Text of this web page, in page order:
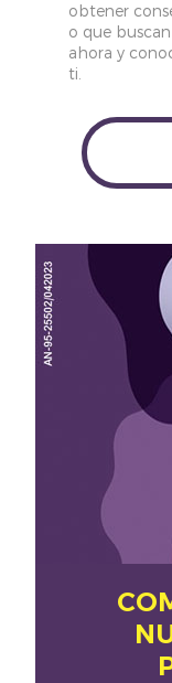
obtener
o que
ahora y
ti.